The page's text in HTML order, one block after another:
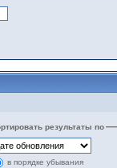
результаты по
в порядке убывания